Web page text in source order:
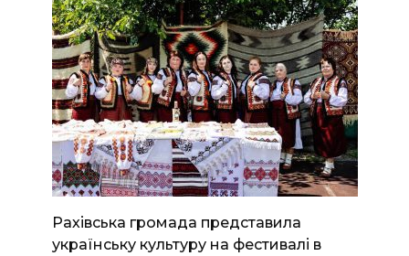
Рахівська громада представила
українську культуру на фестивалі в